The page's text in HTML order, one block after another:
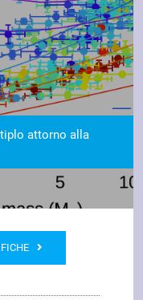
attorno alla